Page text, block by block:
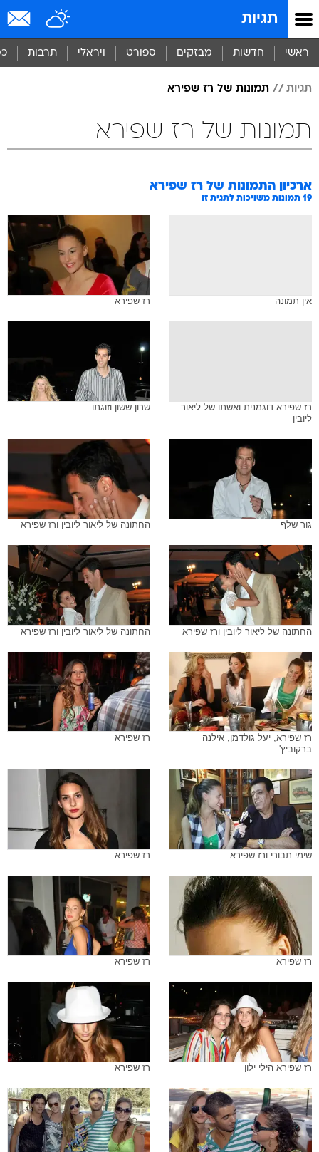
תגיות
ראשי חדשות מבזקים ספורט ויראלי תרבות
תגיות תמונות של רז שפירא
תמונות של רז שפירא
ארכיון התמונות של רז שפירא
19 תמונות משויכות לתגית זו
אין תמונה רז שפירא
רז שפירא דוגמנית ואשתו של ליאור
ליובין
שרון ששון וזוגתו
גור שלף החתונה של ליאור ליובין ורז שפירא
החתונה של ליאור ליובין ורז שפירא החתונה של ליאור ליובין ורז שפירא
רז שפירא, יעל גולדמן, אילנה
ברקוביץ'
רז שפירא
שימי תבורי ורז שפירא רז שפירא
רז שפירא רז שפירא
רז שפירא הילי ילון רז שפירא